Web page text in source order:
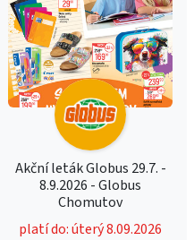
Akční leták Globus 29.7. -
8.9.2026 - Globus
Chomutov
platí do: úterý 8.09.2026